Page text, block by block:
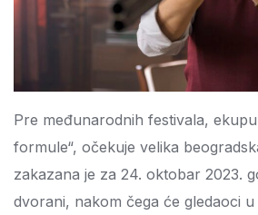
Pre međunarodnih festivala,
formule“, očekuje velika
zakazana je za 24. oktobar 2023.
dvorani, nakom čega će gledaoci